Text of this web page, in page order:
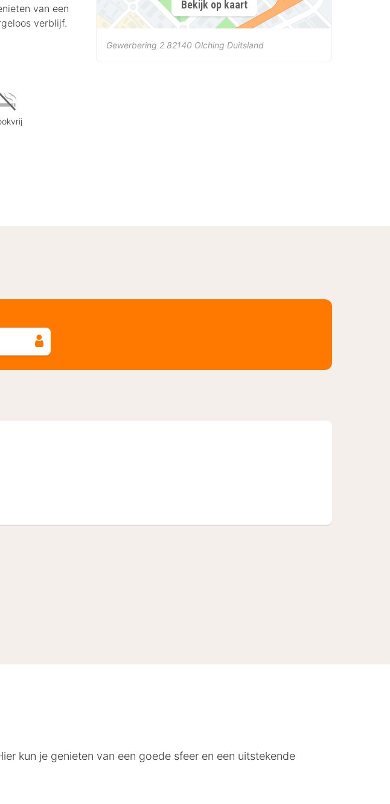
van een
verblijf.
Bekijk op kaart
Gewerbering 2 82140 Olching Duitsland
kun je genieten van een goede sfeer en een uitstekende